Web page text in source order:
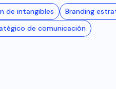
de intangibles Branding
de comunicación